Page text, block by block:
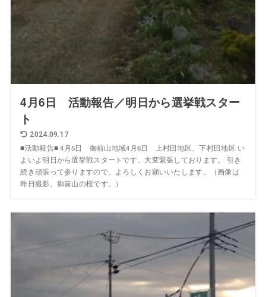
4月6日 活動報告／明日から選挙戦スター
ト
2024.09.17
■活動報告■ 4月5日 御前山地域4月6日 上村田地区、下村田地区 い
よいよ明日から選挙戦スタートです。大変緊張しております。 引き
続き頑張って参りますので、よろしくお願いいたします。（画像は
昨日撮影、御前山の桜です。）